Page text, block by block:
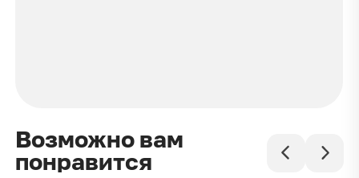
Возможно вам
понравится